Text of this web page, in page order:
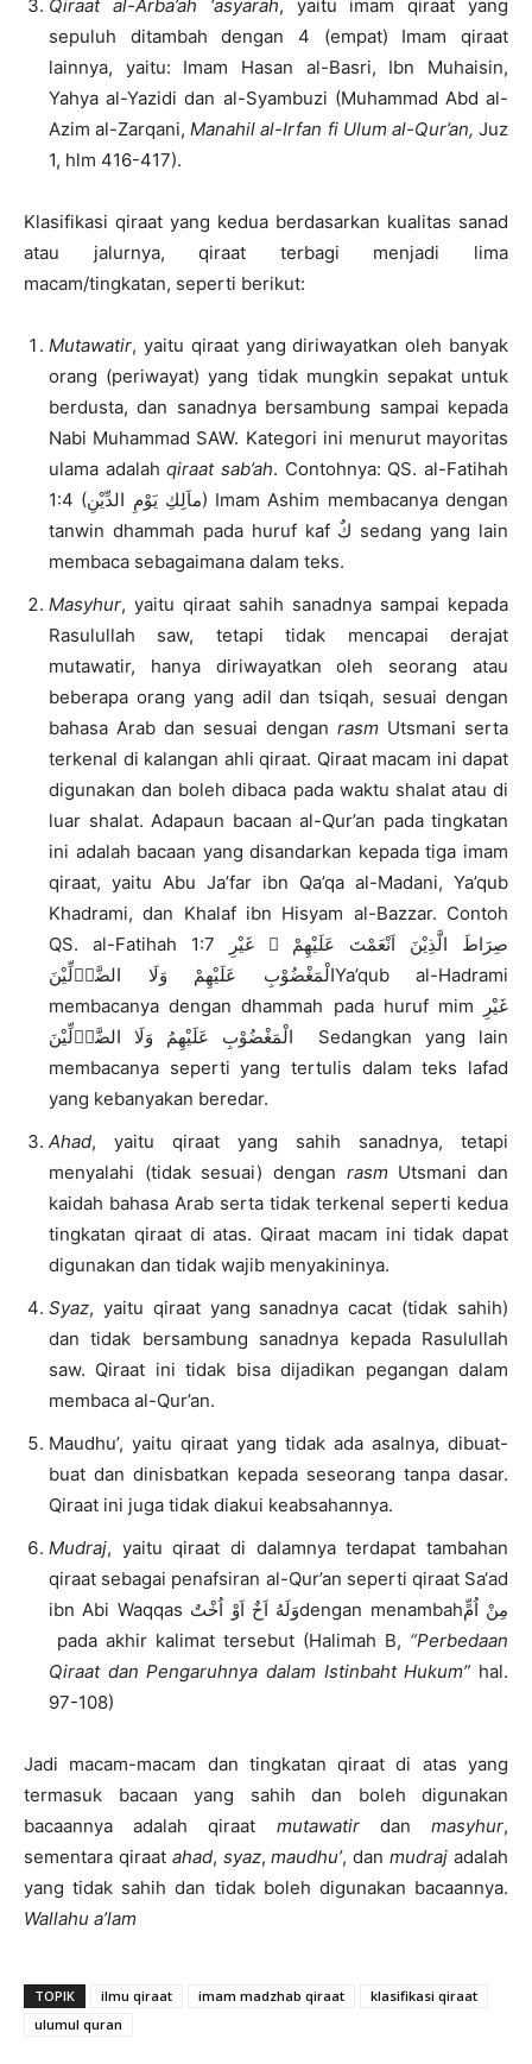
Qiraat al-Arba’ah ‘asyarah, yaitu imam qiraat yang
sepuluh ditambah dengan 4 (empat) Imam qiraat
lainnya, yaitu: Imam Hasan al-Basri, Ibn Muhaisin,
Yahya al-Yazidi dan al-Syambuzi (Muhammad Abd al-
Azim al-Zarqani,Manahil al-Irfan fi Ulum al-Qur’an,Juz
1, hlm 416-417).
Klasifikasi qiraat yang kedua berdasarkan kualitas sanad
atau jalurnya, qiraat terbagi menjadi lima
macam/tingkatan, seperti berikut:
Mutawatir, yaitu qiraat yang diriwayatkan oleh banyak
orang (periwayat) yang tidak mungkin sepakat untuk
berdusta, dan sanadnya bersambung sampai kepada
Nabi Muhammad SAW. Kategori ini menurut mayoritas
ulama adalahqiraat sab’ah. Contohnya: QS. al-Fatihah
1:4 (ماَلِكِ يَوْمِ الدِّيْنِ) Imam Ashim membacanya dengan
tanwin dhammah pada huruf kaf كٌ sedang yang lain
membaca sebagaimana dalam teks.
Masyhur, yaitu qiraat sahih sanadnya sampai kepada
Rasulullah saw, tetapi tidak mencapai derajat
mutawatir, hanya diriwayatkan oleh seorang atau
beberapa orang yang adil dan tsiqah, sesuai dengan
bahasa Arab dan sesuai dengan rasm Utsmani serta
terkenal di kalangan ahli qiraat. Qiraat macam ini dapat
digunakan dan boleh dibaca pada waktu shalat atau di
luar shalat. Adapaun bacaan al-Qur’an pada tingkatan
ini adalah bacaan yang disandarkan kepada tiga imam
qiraat, yaitu Abu Ja’far ibn Qa’qa al-Madani, Ya’qub
Khadrami, dan Khalaf ibn Hisyam al-Bazzar. Contoh
QS. al-Fatihah 1:7 صِرَاطَ الَّذِيْنَ اَنْعَمْتَ عَلَيْهِمْ ۙ غَيْرِ
الْمَغْضُوْبِ عَلَيْهِمْ وَلَا الضَّاۤلِّيْنَYa’qub al-Hadrami
membacanya dengan dhammah pada huruf mim غَيْرِ
الْمَغْضُوْبِ عَلَيْهِمُ وَلَا الضَّاۤلِّيْنَ Sedangkan yang lain
membacanya seperti yang tertulis dalam teks lafad
yang kebanyakan beredar.
Ahad, yaitu qiraat yang sahih sanadnya, tetapi
menyalahi (tidak sesuai) dengan rasmUtsmani dan
kaidah bahasa Arab serta tidak terkenal seperti kedua
tingkatan qiraat di atas. Qiraat macam ini tidak dapat
digunakan dan tidak wajib menyakininya.
Syaz, yaitu qiraat yang sanadnya cacat (tidak sahih)
dan tidak bersambung sanadnya kepada Rasulullah
saw. Qiraat ini tidak bisa dijadikan pegangan dalam
membaca al-Qur’an.
Maudhu’, yaitu qiraat yang tidak ada asalnya, dibuat-
buat dan dinisbatkan kepada seseorang tanpa dasar.
Qiraat ini juga tidak diakui keabsahannya.
Mudraj, yaitu qiraat di dalamnya terdapat tambahan
qiraat sebagai penafsiran al-Qur’an seperti qiraat Sa‘ad
ibn Abi Waqqas وَلَهُ اَخٌ اَوْ اُخْتٌdengan menambahمِنْ اُمٍّ
pada akhir kalimat tersebut (Halimah B, “Perbedaan
Qiraat dan Pengaruhnya dalam Istinbaht Hukum” hal.
97-108)
Jadi macam-macam dan tingkatan qiraat di atas yang
termasuk bacaan yang sahih dan boleh digunakan
bacaannya adalah qiraat mutawatirdanmasyhur,
sementara qiraat ahad, syaz,maudhu’, danmudraj adalah
yang tidak sahih dan tidak boleh digunakan bacaannya.
Wallahu a’lam
TOPIK ilmu qiraat imam madzhab qiraat
klasifikasi qiraat
ulumul quran